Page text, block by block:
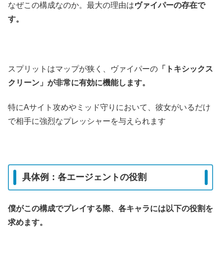
なぜこの構成なのか。最大の理由はヴァイパーの存在で
す。
スプリットはマップが狭く、ヴァイパーの 「トキシックス
クリーン」が非常に有効に機能します。
特にAサイト攻めやミッド守りにおいて、彼女がいるだけ
で相手に強烈なプレッシャーを与えられます
具体例：各エージェントの役割
僕がこの構成でプレイする際、各キャラには以下の役割を
求めます。